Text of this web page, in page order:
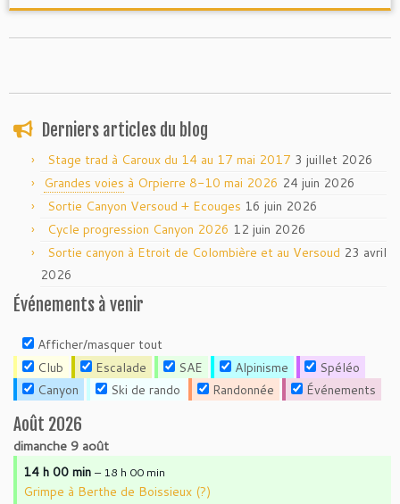
Derniers articles du blog
Stage trad à Caroux du 14 au 17 mai 2017 3 juillet 2026
Grandes voies à Orpierre 8-10 mai 2026 24 juin 2026
Sortie Canyon Versoud + Ecouges 16 juin 2026
Cycle progression Canyon 2026 12 juin 2026
Sortie canyon à Etroit de Colombière et au Versoud 23 avril
2026
Événements à venir
Afficher/masquer tout
Club
Escalade SAE Alpinisme
Spéléo
Canyon
Ski de rando Randonnée Événements
Août 2026
dimanche 9 août
14 h 00 min – 18 h 00 min
Grimpe à Berthe de Boissieux (?)